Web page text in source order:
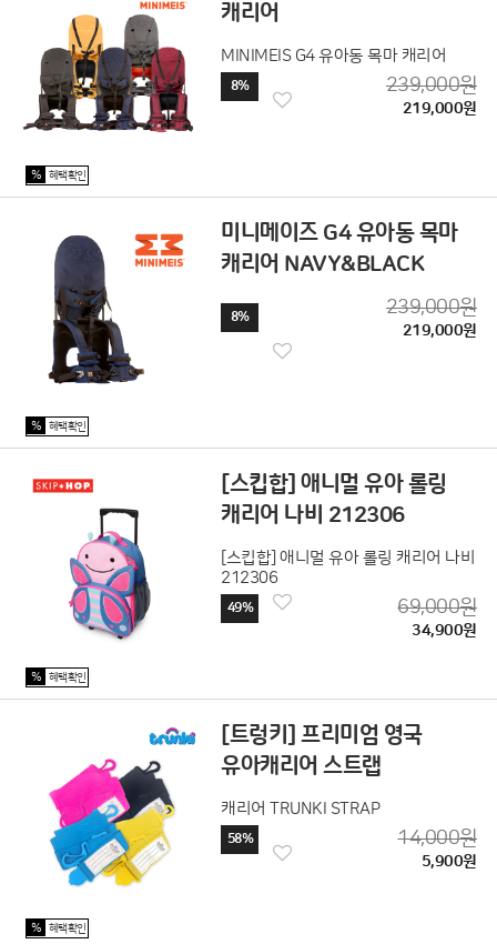
캐리어
MINIMEIS G4 유아동 목마 캐리어
8% 239,000원
219,000원
% 혜택확인
미니메이즈 G4 유아동 목마
캐리어 NAVY&BLACK
8% 239,000원
219,000원
% 혜택확인
[스킵합] 애니멀 유아 롤링
캐리어 나비 212306
[스킵합] 애니멀 유아 롤링 캐리어 나비
212306
49% 69,000원
34,900원
% 혜택확인
[트렁키] 프리미엄 영국
유아캐리어 스트랩
캐리어 TRUNKI STRAP
58% 14,000원
5,900원
% 혜택확인